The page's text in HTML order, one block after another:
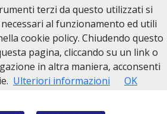
Monastero Bormida PAOLO CAVALLERI
terzi da questo utilizzati si
al funzionamento ed utili
cookie policy. Chiudendo questo
pagina, cliccando su un link o
in altra maniera, acconsenti
Ulteriori informazioni OK